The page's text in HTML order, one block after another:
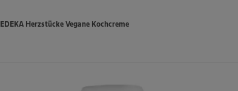
Produkte
EDEKA Herzstücke Vegane Kochcreme